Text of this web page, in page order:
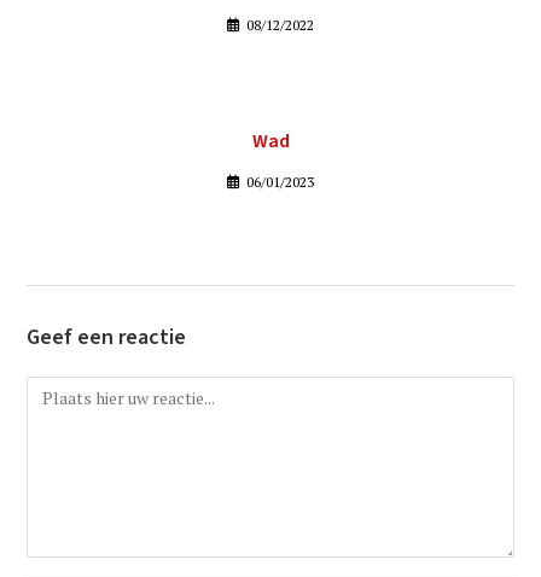
08/12/2022
Wad
06/01/2023
Geef een reactie
Reactie